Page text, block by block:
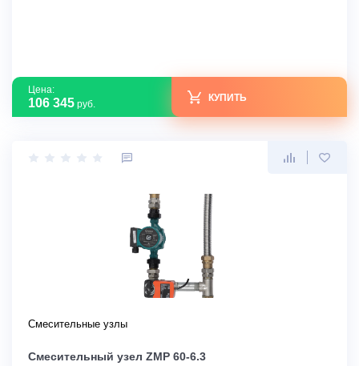
Цена:
106 345 руб.
КУПИТЬ
Смесительные узлы
Смесительный узел ZMP 60-6.3